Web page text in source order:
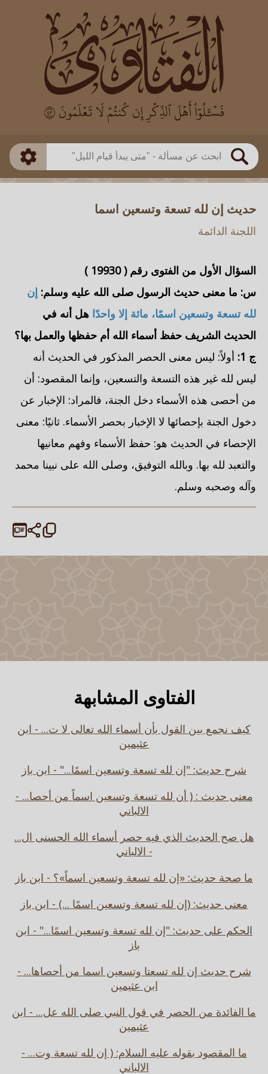
بحث
العالم
بن باز
بن العثيمين
اللجنة الدائمة
طريقة البحث
ذكي
حديث إن لله تسعة وتسعين اسما
اللجنة الدائمة
السؤال الأول من الفتوى رقم (19930
)
س: ما معنى حديث الرسول صلى الله عليه وسلم: إن
لله تسعة وتسعين اسمًا، مائة إلا واحدًا هل أنه في
الحديث الشريف حفظ أسماء الله أم حفظها والعمل بها؟
ج 1:
أولاً: ليس معنى الحصر المذكور في الحديث أنه
ليس لله غير هذه التسعة والتسعين، وإنما المقصود: أن
من أحصى هذه الأسماء دخل الجنة، فالمراد: الإخبار عن
دخول الجنة بإحصائها لا الإخبار بحصر الأسماء. ثانيًا: معنى
الإحصاء في الحديث هو: حفظ الأسماء وفهم معانيها
والتعبد لله بها. وبالله التوفيق، وصلى الله على نبينا محمد
وآله وصحبه وسلم.
الفتاوى المشابهة
كيف نجمع بين القول بأن أسماء الله تعالى لا ت... - ابن
عثيمين
شرح حديث: "إن لله تسعة وتسعين اسمًا..." - ابن باز
معنى حديث : ( أن لله تسعة وتسعين اسماً من أحصا... -
الالباني
هل صح الحديث الذي فيه حصر أسماء الله الحسنى ال...
- الالباني
ما صحة حديث: «إن لله تسعة وتسعين اسماً»؟ - ابن باز
معنى حديث: (إن لله تسعة وتسعين اسمًا ...) - ابن باز
الحكم على حديث: "إن لله تسعة وتسعين اسمًا..." - ابن
باز
شرح حديث إن لله تسعتا وتسعين اسما من أحصاها... -
ابن عثيمين
ما الفائدة من الحصر في قول النبي صلى الله عل... - ابن
عثيمين
ما المقصود بقوله عليه السلام: ( إن لله تسعة وت... -
الالباني